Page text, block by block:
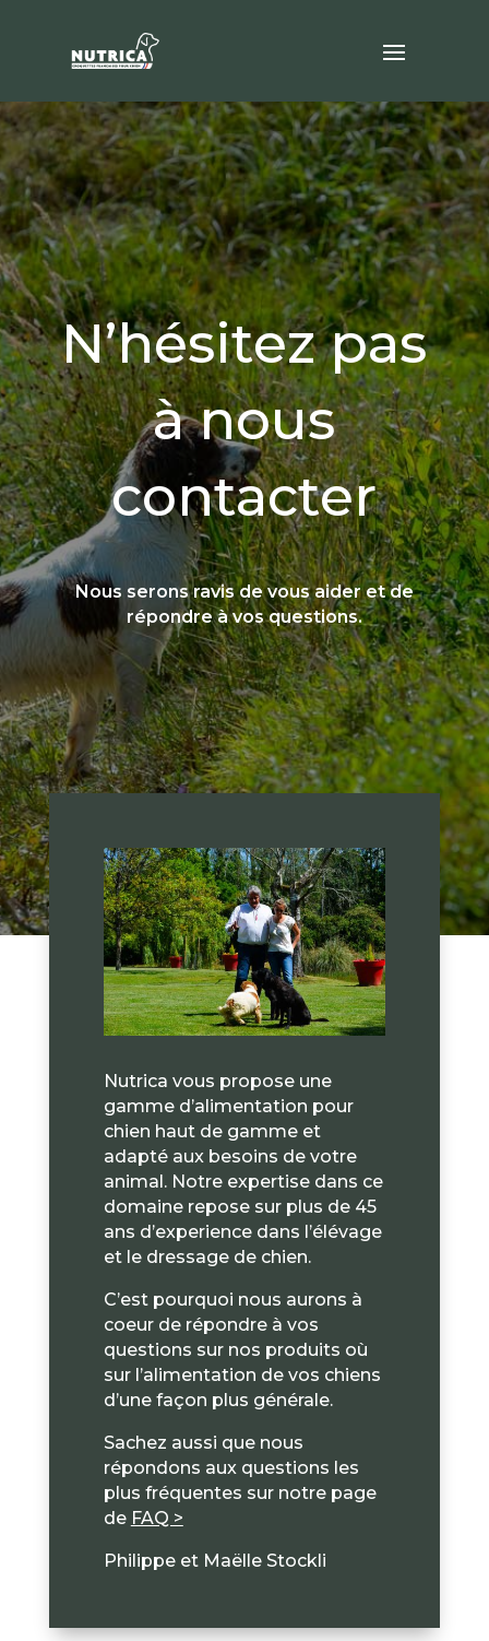
N’hésitez pas
à nous
contacter
Nous serons ravis de vous aider et de
répondre à vos questions.
Nutrica vous propose une
gamme d’alimentation pour
chien haut de gamme et
adapté aux besoins de votre
animal. Notre expertise dans ce
domaine repose sur plus de 45
ans d’experience dans l’élévage
et le dressage de chien.
C’est pourquoi nous aurons à
coeur de répondre à vos
questions sur nos produits où
sur l’alimentation de vos chiens
d’une façon plus générale.
Sachez aussi que nous
répondons aux questions les
plus fréquentes sur notre page
de FAQ >
Philippe et Maëlle Stockli